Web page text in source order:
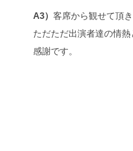
A3） 客席から観せて頂き
ただただ出演者達の情
感謝です。